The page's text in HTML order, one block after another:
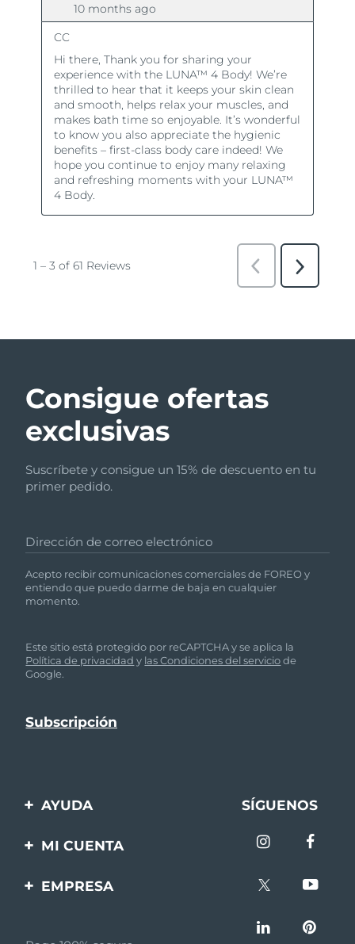
Consigue ofertas
exclusivas
Suscríbete y consigue un 15% de descuento en tu
primer pedido.
Dirección de correo electrónico
Acepto recibir comunicaciones comerciales de FOREO y
entiendo que puedo darme de baja en cualquier
momento.
Este sitio está protegido por reCAPTCHA y se aplica la
Política de privacidad y las Condiciones del serviciode
Google.
AYUDA
Contáctanos
SÍGUENOS
MI CUENTA
Registro de productos
EMPRESA